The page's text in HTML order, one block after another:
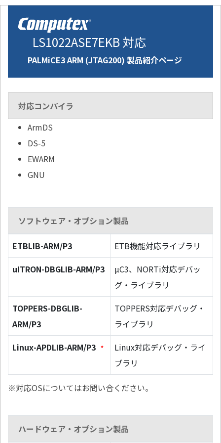
LS1022ASE7EKB 対応
PALMiCE3 ARM (JTAG200) 製品紹介ページ
対応コンパイラ
ArmDS
DS-5
EWARM
GNU
ソフトウェア・オプション製品
ETBLIB-ARM/P3
ETB機能対応ライブラリ
uITRON-DBGLIB-ARM/P3
µC3、NORTi対応デバッ
グ・ライブラリ
TOPPERS-DBGLIB-
ARM/P3
TOPPERS対応デバッグ・
ライブラリ
Linux-APDLIB-ARM/P3 *
Linux対応デバッグ・ライ
ブラリ
※対応OSについてはお問い合ください。
ハードウェア・オプション製品